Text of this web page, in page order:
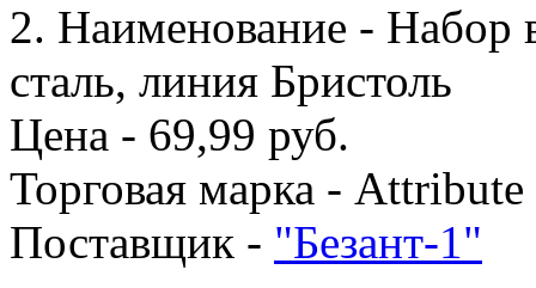
2. Наименование - Набор
сталь, линия Бристоль
Цена - 69,99 руб.
Торговая марка - Attribute
Поставщик - "Безант-1"